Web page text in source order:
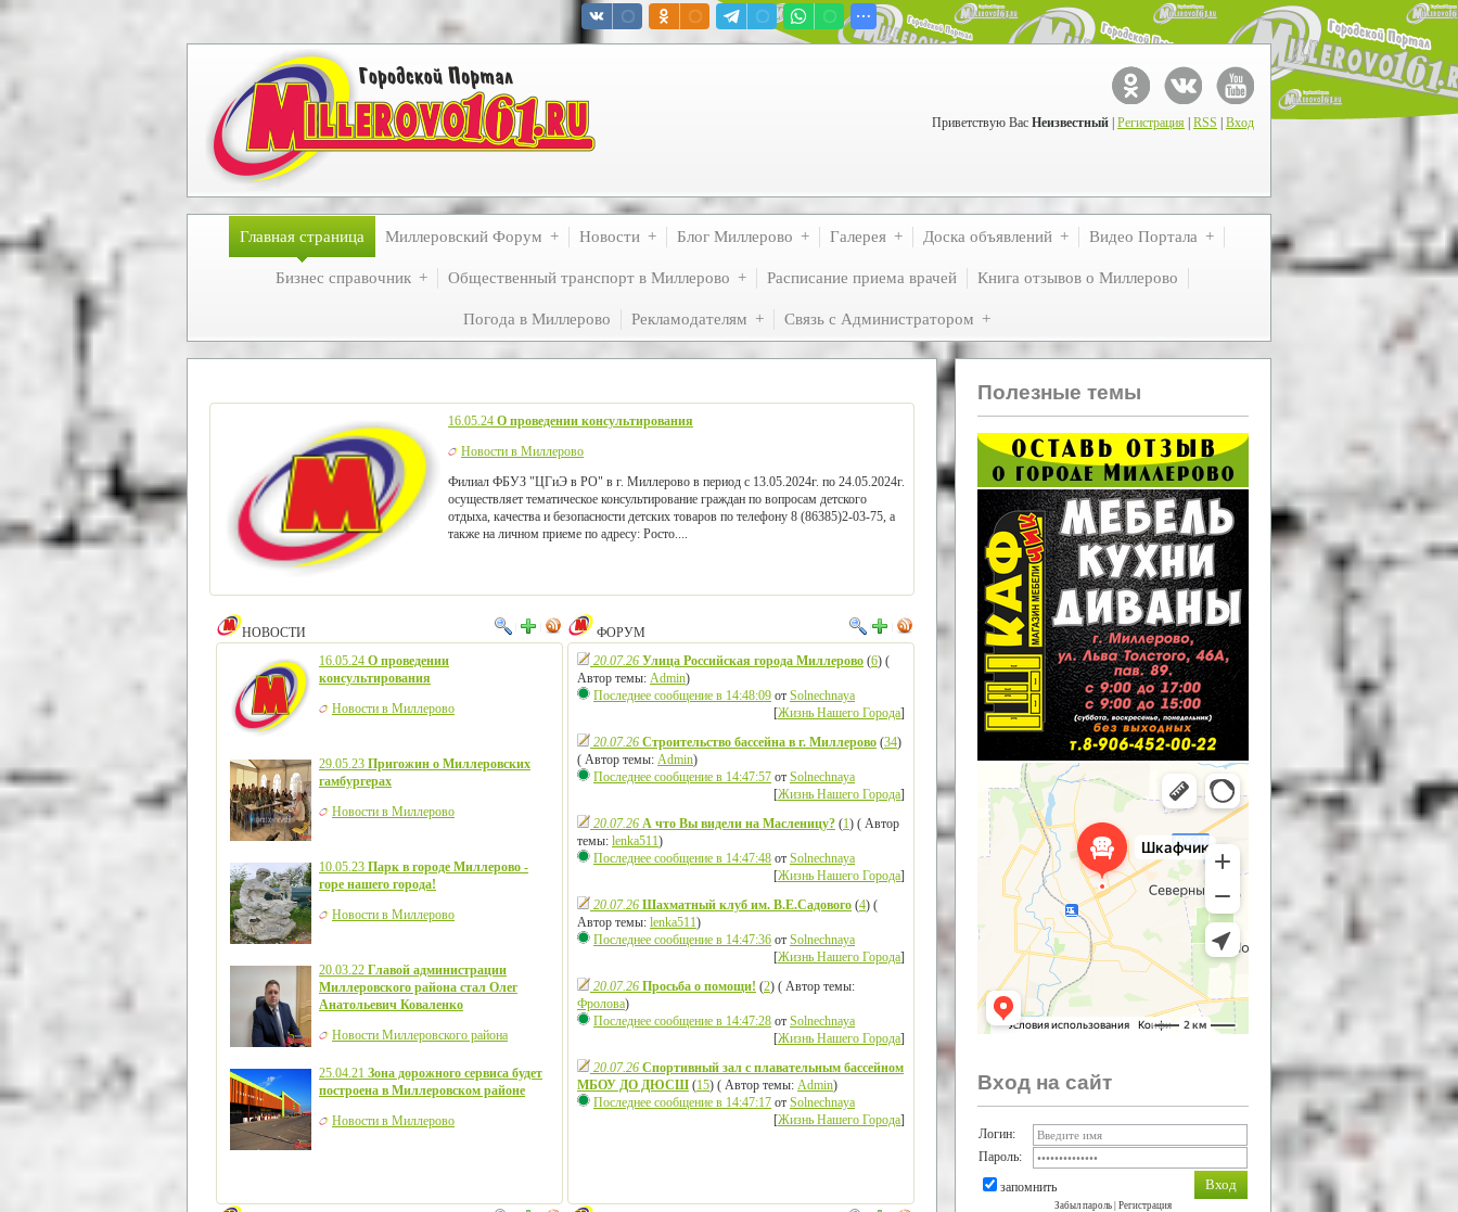
Приветствую Вас Неизвестный Регистрация RSS Вход
Главная страница Миллеровский Форум Новости Блог Миллерово Галерея Доска объявлений Видео Портала
Бизнес справочник Общественный транспорт в Миллерово Расписание приема врачей Книга отзывов о Миллерово
Погода в Миллерово Рекламодателям Связь с Администратором
16.05.24 О проведении консультирования
Новости в Миллерово
Филиал ФБУЗ "ЦГиЭ в РО" в г. Миллерово в период с 13.05.2024г. по 24.05.2024г.
осуществляет тематическое консультирование граждан по вопросам детского
отдыха, качества и безопасности детских товаров по телефону 8 (86385)2-03-75, а
также на личном приеме по адресу: Росто....
ФОРУМ
20.07.26 Улица Российская города Миллерово (6) (
Автор темы: Admin)
Последнее сообщение в 14:48:09 от Solnechnaya
[Жизнь Нашего Города]
20.07.26 Строительство бассейна в г. Миллерово (34)
( Автор темы: Admin)
Последнее сообщение в 14:47:57 от Solnechnaya
[Жизнь Нашего Города]
20.07.26 А что Вы видели на Масленицу? (1) ( Автор
темы: lenka511)
Последнее сообщение в 14:47:48 от Solnechnaya
[Жизнь Нашего Города]
20.07.26 Шахматный клуб им. В.Е.Садового (4) (
Автор темы: lenka511)
Последнее сообщение в 14:47:36 от Solnechnaya
[Жизнь Нашего Города]
20.07.26 Просьба о помощи! (2) ( Автор темы:
Фролова)
Последнее сообщение в 14:47:28 от Solnechnaya
[Жизнь Нашего Города]
20.07.26 Спортивный зал с плавательным бассейном
МБОУ ДО ДЮСШ (15) ( Автор темы: Admin)
Последнее сообщение в 14:47:17 от Solnechnaya
[Жизнь Нашего Города]
НОВОСТИ
16.05.24 О проведении
консультирования
Новости в Миллерово
29.05.23 Пригожин о Миллеровских
гамбургерах
Новости в Миллерово
10.05.23 Парк в городе Миллерово -
горе нашего города!
Новости в Миллерово
20.03.22 Главой администрации
Миллеровского района стал Олег
Анатольевич Коваленко
Новости Миллеровского района
25.04.21 Зона дорожного сервиса будет
построена в Миллеровском районе
Новости в Миллерово
Полезные темы
Вход на сайт
Логин:
Пароль:
запомнить
Забыл пароль Регистрация